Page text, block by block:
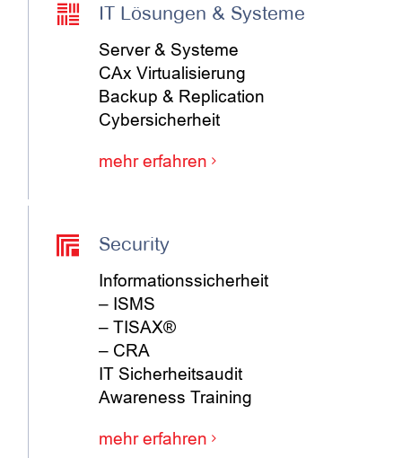
IT Lösungen & Systeme
Server & Systeme
CAx Virtualisierung
Backup & Replication
Cybersicherheit
mehr erfahren
Security
Informationssicherheit
– ISMS
– TISAX®
– CRA
IT Sicherheitsaudit
Awareness Training
mehr erfahren